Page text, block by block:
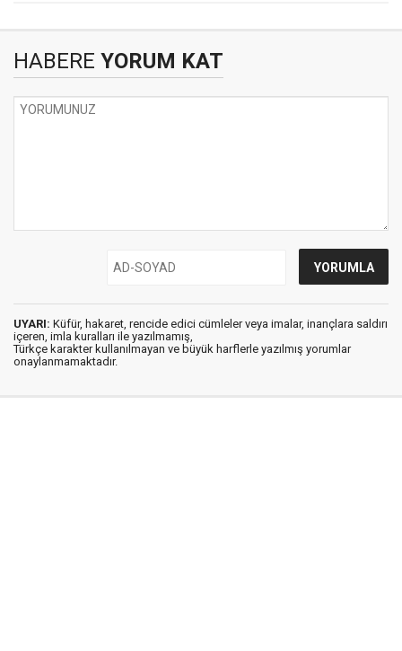
HABERE YORUM KAT
UYARI: Küfür, hakaret, rencide edici cümleler veya imalar, inançlara saldırı
içeren, imla kuralları ile yazılmamış,
Türkçe karakter kullanılmayan ve büyük harflerle yazılmış yorumlar
onaylanmamaktadır.